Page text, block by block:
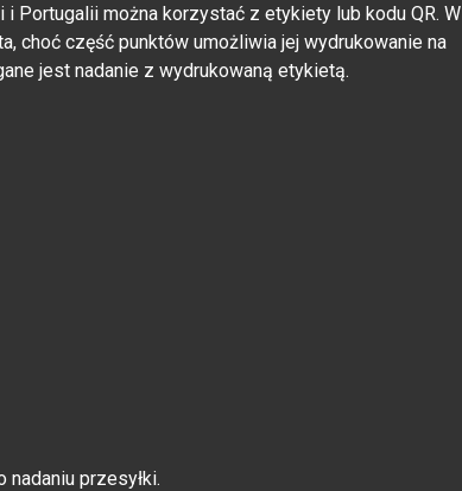
Portugalii można korzystać z etykiety lub kodu QR. W
choć część punktów umożliwia jej wydrukowanie na
jest nadanie z wydrukowaną etykietą.
przesyłki.